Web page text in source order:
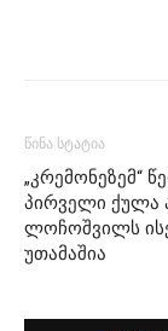
წინა სტატია
„კრემონეზემ“
პირველი ქულა
ლოჩოშვილს
უთამაშია